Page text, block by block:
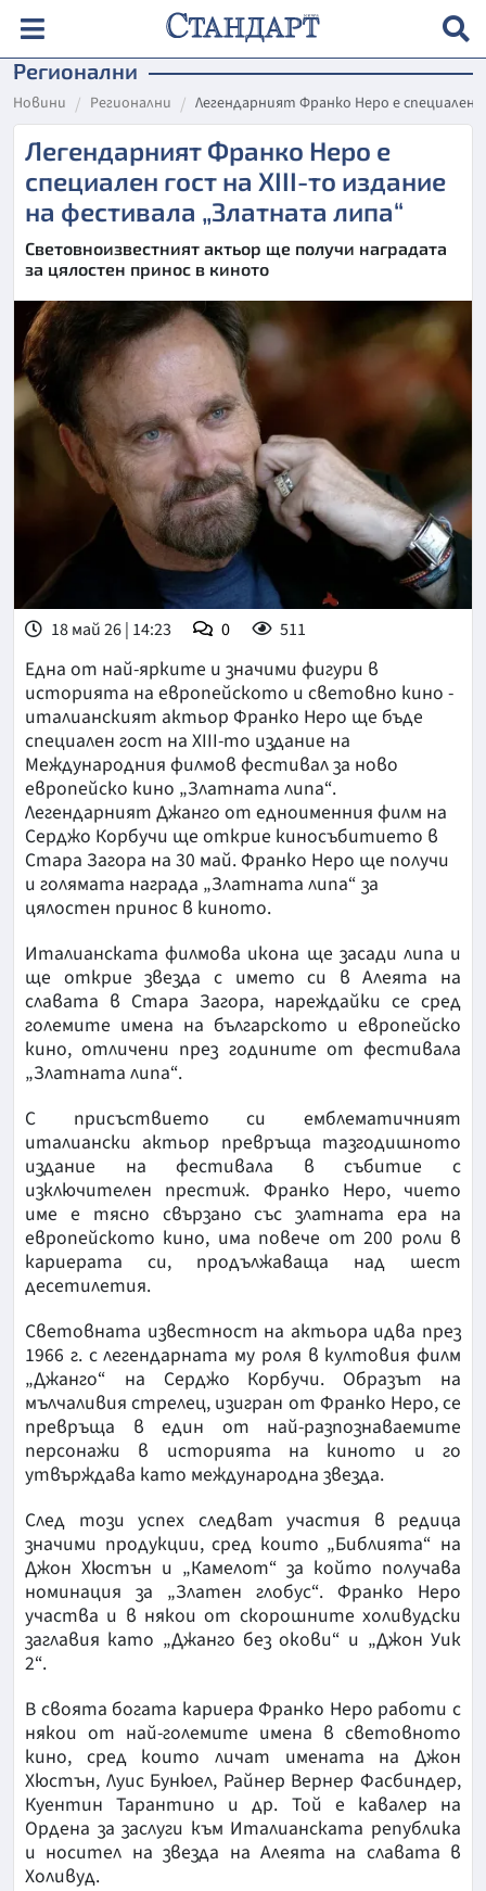
Регионални
Новини Регионални Легендарният Франко Неро е
Легендарният Франко Неро е
специален гост на XIII-то издание
на фестивала „Златната липа“
Световноизвестният актьор ще получи наградата
за цялостен принос в киното
18 май 26 | 14:23 0 511
Една от най-ярките и значими фигури в
историята на европейското и световно кино -
италианският актьор Франко Неро ще бъде
специален гост на XIII-то издание на
Международния филмов фестивал за ново
европейско кино „Златната липа“.
Легендарният Джанго от едноименния филм на
Серджо Корбучи ще открие киносъбитието в
Стара Загора на 30 май. Франко Неро ще получи
и голямата награда „Златната липа“ за
цялостен принос в киното.
Италианската филмова икона ще засади липа и
ще открие звезда с името си в Алеята на
славата в Стара Загора, нареждайки се сред
големите имена на българското и европейско
кино, отличени през годините от фестивала
„Златната липа“.
С присъствието си емблематичният
италиански актьор превръща тазгодишното
издание на фестивала в събитие с
изключителен престиж. Франко Неро, чието
име е тясно свързано със златната ера на
европейското кино, има повече от 200 роли в
кариерата си, продължаваща над шест
десетилетия.
Световната известност на актьора идва през
1966 г. с легендарната му роля в култовия филм
„Джанго“ на Серджо Корбучи. Образът на
мълчаливия стрелец, изигран от Франко Неро, се
превръща в един от най-разпознаваемите
персонажи в историята на киното и го
утвърждава като международна звезда.
След този успех следват участия в редица
значими продукции, сред които „Библията“ на
Джон Хюстън и „Камелот“ за който получава
номинация за „Златен глобус“. Франко Неро
участва и в някои от скорошните холивудски
заглавия като „Джанго без окови“ и „Джон Уик
2“.
В своята богата кариера Франко Неро работи с
някои от най-големите имена в световното
кино, сред които личат имената на Джон
Хюстън, Луис Бунюел, Райнер Вернер Фасбиндер,
Куентин Тарантино и др. Той е кавалер на
Ордена за заслуги към Италианската република
и носител на звезда на Алеята на славата в
Холивуд.